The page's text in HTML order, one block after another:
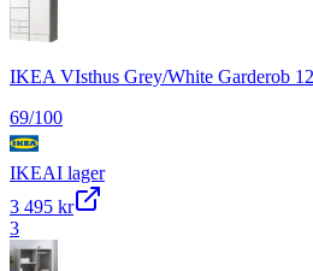
IKEA VIsthus Grey/White Garderob
69/100
IKEAI lager
3 495 kr
3